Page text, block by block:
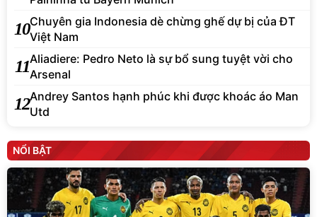
10Chuyên gia Indonesia dè chừng ghế dự bị của ĐT
Việt Nam
11Aliadiere: Pedro Neto là sự bổ sung tuyệt vời cho
Arsenal
12Andrey Santos hạnh phúc khi được khoác áo Man
Utd
NỔI BẬT